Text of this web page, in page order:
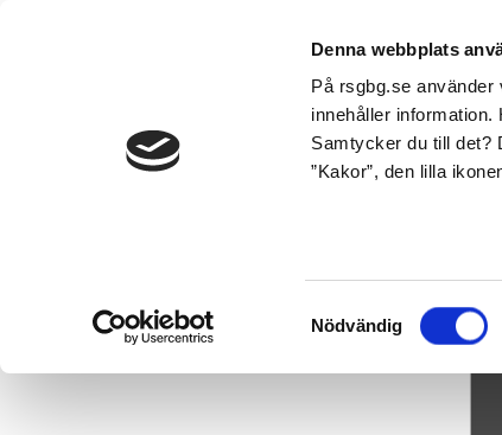
Denna webbplats
På rsgbg.se
innehåller
Samtycker du till det?
”Kakor”, den lilla
Samtyckesval
Nödvändig